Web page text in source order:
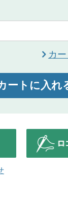
カ
ートに入れ